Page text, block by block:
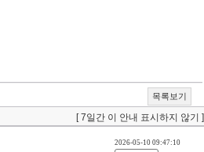
목록보기
[ 7일간 이 안내 표시하지 않기 ]
2026-05-10 09:47:10